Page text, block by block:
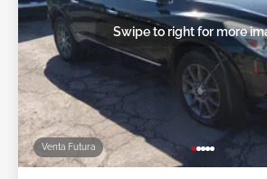
Venta Futura
Swipe to right for more